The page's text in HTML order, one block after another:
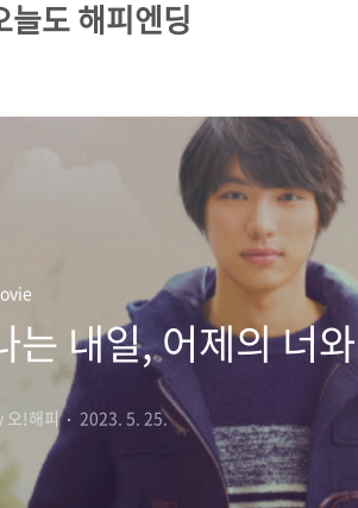
늘도 해피엔딩
는 내일, 어제의 너
오!해피 2023. 5. 25.